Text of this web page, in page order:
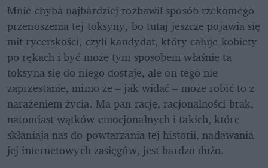
Mnie chyba najbardziej rozbawił sposób rzekomego
przenoszenia tej toksyny, bo tutaj jeszcze pojawia się
mit rycerskości, czyli kandydat, który całuje kobiety
po rękach i być może tym sposobem właśnie ta
toksyna się do niego dostaje, ale on tego nie
zaprzestanie, mimo że – jak widać – może robić to z
narażeniem życia. Ma pan rację, racjonalności brak,
natomiast wątków emocjonalnych i takich, które
skłaniają nas do powtarzania tej historii, nadawania
jej internetowych zasięgów, jest bardzo dużo.